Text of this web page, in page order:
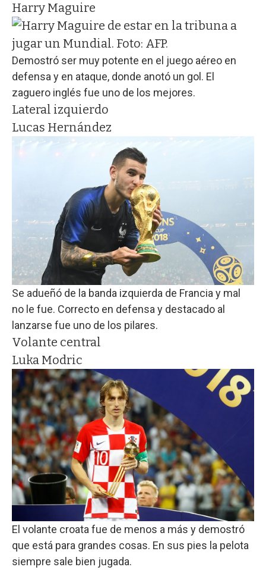
Harry Maguire
Demostró ser muy potente en el juego aéreo en
defensa y en ataque, donde anotó un gol. El
zaguero inglés fue uno de los mejores.
Lateral izquierdo
Lucas Hernández
Se adueñó de la banda izquierda de Francia y mal
no le fue. Correcto en defensa y destacado al
lanzarse fue uno de los pilares.
Volante central
Luka Modric
El volante croata fue de menos a más y demostró
que está para grandes cosas. En sus pies la pelota
siempre sale bien jugada.